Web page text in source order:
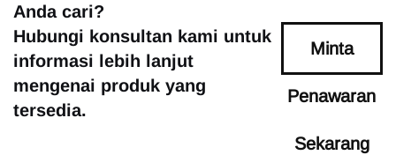
Anda cari?
Hubungi konsultan kami untuk
informasi lebih lanjut
mengenai produk yang
tersedia.
Minta
Penawaran
Sekarang